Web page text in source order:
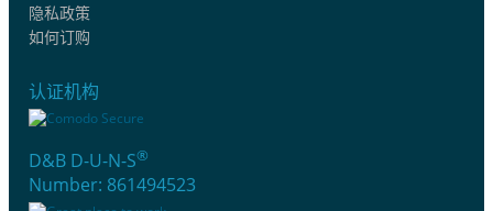
隐私政策
如何订购
认证机构
D&B D-U-N-S®
Number: 861494523